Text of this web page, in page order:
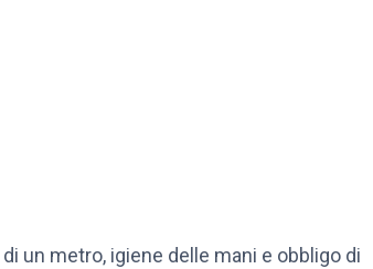
un metro, igiene delle mani e obbligo di